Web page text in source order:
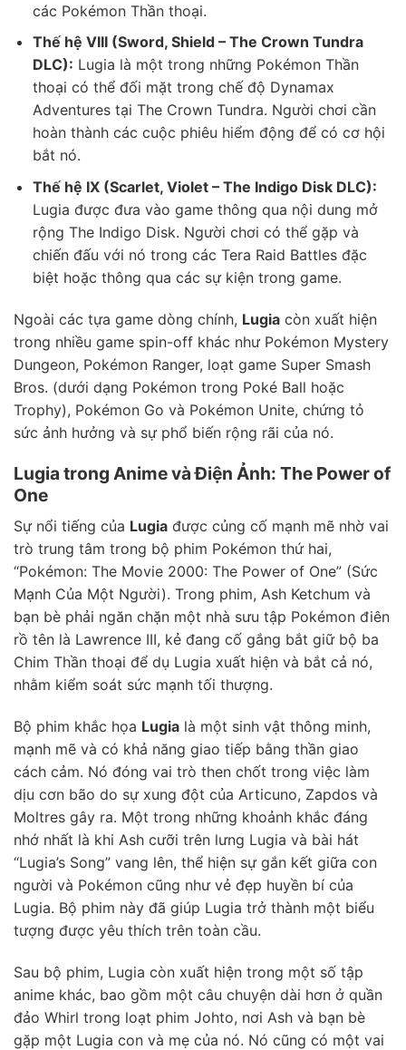
các Pokémon Thần thoại.
Thế hệ VIII (Sword, Shield – The Crown Tundra
DLC): Lugia là một trong những Pokémon Thần
thoại có thể đối mặt trong chế độ Dynamax
Adventures tại The Crown Tundra. Người chơi cần
hoàn thành các cuộc phiêu hiểm động để có cơ hội
bắt nó.
Thế hệ IX (Scarlet, Violet – The Indigo Disk DLC):
Lugia được đưa vào game thông qua nội dung mở
rộng The Indigo Disk. Người chơi có thể gặp và
chiến đấu với nó trong các Tera Raid Battles đặc
biệt hoặc thông qua các sự kiện trong game.
Ngoài các tựa game dòng chính, Lugia còn xuất hiện
trong nhiều game spin-off khác như Pokémon Mystery
Dungeon, Pokémon Ranger, loạt game Super Smash
Bros. (dưới dạng Pokémon trong Poké Ball hoặc
Trophy), Pokémon Go và Pokémon Unite, chứng tỏ
sức ảnh hưởng và sự phổ biến rộng rãi của nó.
Lugia trong Anime và Điện Ảnh: The Power of
One
Sự nổi tiếng của Lugia được củng cố mạnh mẽ nhờ vai
trò trung tâm trong bộ phim Pokémon thứ hai,
“Pokémon: The Movie 2000: The Power of One” (Sức
Mạnh Của Một Người). Trong phim, Ash Ketchum và
bạn bè phải ngăn chặn một nhà sưu tập Pokémon điên
rồ tên là Lawrence III, kẻ đang cố gắng bắt giữ bộ ba
Chim Thần thoại để dụ Lugia xuất hiện và bắt cả nó,
nhằm kiểm soát sức mạnh tối thượng.
Bộ phim khắc họa Lugia là một sinh vật thông minh,
mạnh mẽ và có khả năng giao tiếp bằng thần giao
cách cảm. Nó đóng vai trò then chốt trong việc làm
dịu cơn bão do sự xung đột của Articuno, Zapdos và
Moltres gây ra. Một trong những khoảnh khắc đáng
nhớ nhất là khi Ash cưỡi trên lưng Lugia và bài hát
“Lugia’s Song” vang lên, thể hiện sự gắn kết giữa con
người và Pokémon cũng như vẻ đẹp huyền bí của
Lugia. Bộ phim này đã giúp Lugia trở thành một biểu
tượng được yêu thích trên toàn cầu.
Sau bộ phim, Lugia còn xuất hiện trong một số tập
anime khác, bao gồm một câu chuyện dài hơn ở quần
đảo Whirl trong loạt phim Johto, nơi Ash và bạn bè
gặp một Lugia con và mẹ của nó. Nó cũng có một vai